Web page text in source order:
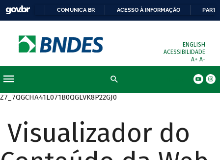
COMUNICA BR ACESSO À INFORMAÇÃO
ENGLISH
ACESSIBILIDADE
A+ A-
Z7_7QGCHA41L071B0QGLVK8P22GJ0
Visualizador do